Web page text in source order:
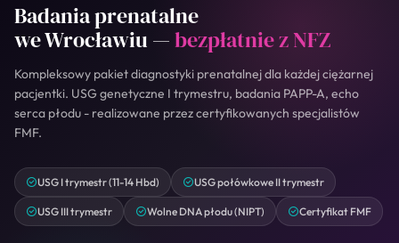
Badania prenatalne
we Wrocławiu —bezpłatnie z NFZ
Kompleksowy pakiet diagnostyki prenatalnej dla każdej ciężarnej
pacjentki. USG genetyczne I trymestru, badania PAPP-A, echo
serca płodu - realizowane przez certyfikowanych specjalistów
FMF.
USG I trymestr (11-14 Hbd) USG połówkowe II trymestr
USG III trymestr Wolne DNA płodu (NIPT) Certyfikat FMF